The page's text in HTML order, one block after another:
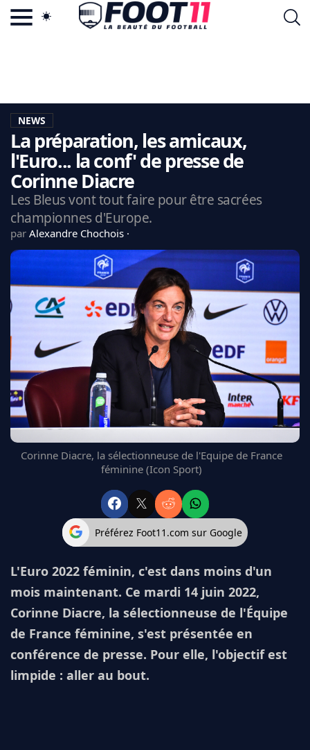
LA CHARTE
VIE PRIVÉE
CGU
CONTACTEZ-NOUS
MERCATO
PSG
REAL MADRID
MANCHESTER UNITED
CHELSEA
ARSENAL
BAYERN
L'AVIS DE LA RÉDAC'
NEWS
La préparation, les amicaux,
l'Euro... la conf' de presse de
Corinne Diacre
Les Bleus vont tout faire pour être sacrées
championnes d'Europe.
par Alexandre Chochois
Corinne Diacre, la sélectionneuse de l'Equipe de France
féminine (Icon Sport)
Préférez Foot11.com sur Google
L'Euro 2022 féminin, c'est dans moins d'un
mois maintenant. Ce mardi 14 juin 2022,
Corinne Diacre, la sélectionneuse de l'Équipe
de France féminine, s'est présentée en
conférence de presse. Pour elle, l'objectif est
limpide : aller au bout.